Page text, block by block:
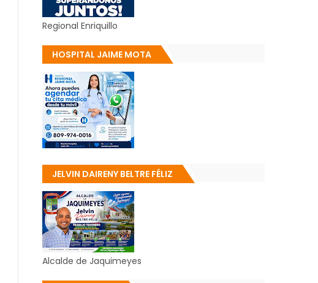
Regional Enriquillo
HOSPITAL JAIME MOTA
JELVIN DAIRENY BELTRE FÉLIZ
Alcalde de Jaquimeyes